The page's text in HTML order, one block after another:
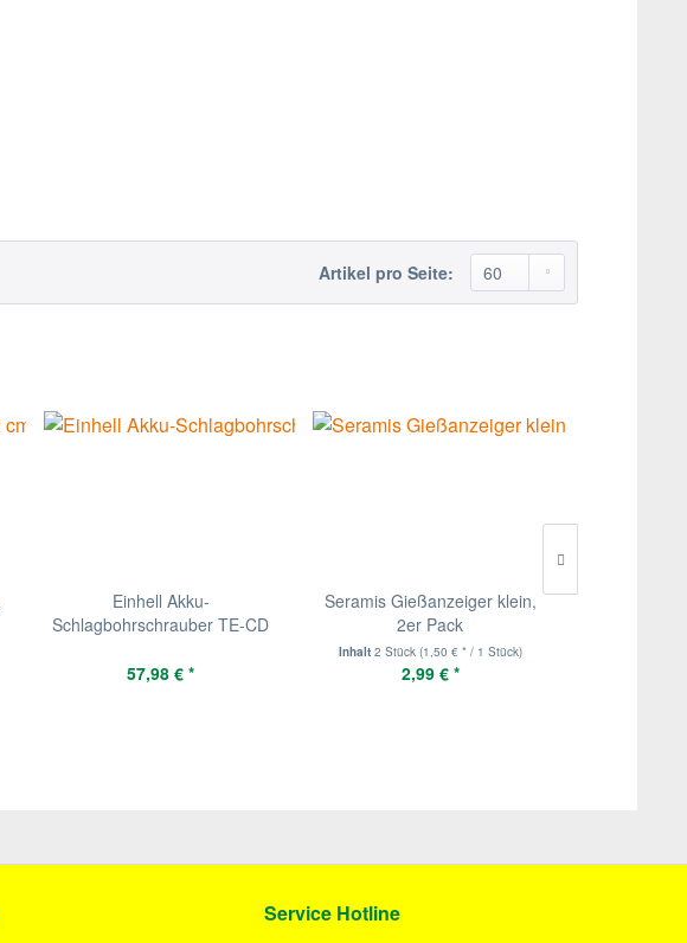
Artikel pro Seite:
Einhell Akku-
Schlagbohrschrauber TE-CD
57,98 € *
Seramis Gießanzeiger klein,
2er Pack
Inhalt 2 Stück (1,50 € * / 1 Stück)
2,99 € *
Service Hotline